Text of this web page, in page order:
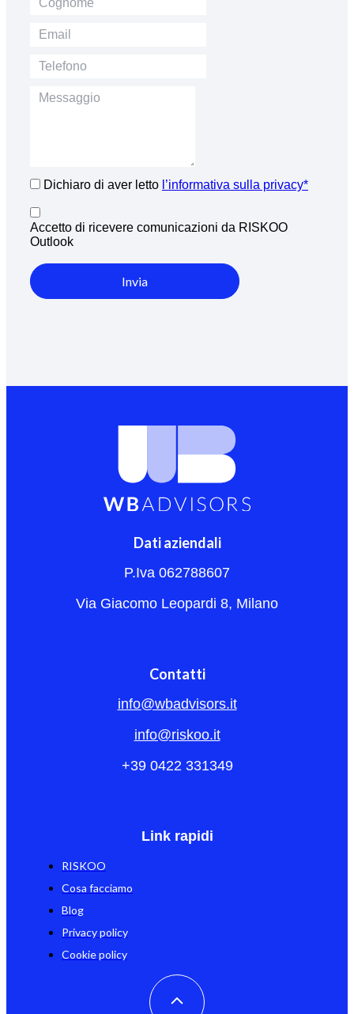
Dichiaro di aver letto l’informativa sulla privacy*
Accetto di ricevere comunicazioni da RISKOO
Outlook
Invia
Dati aziendali
P.Iva 062788607
Via Giacomo Leopardi 8, Milano
Contatti
info@wbadvisors.it
info@riskoo.it
+39 0422 331349
Link rapidi
RISKOO
Cosa facciamo
Blog
Privacy policy
Cookie policy